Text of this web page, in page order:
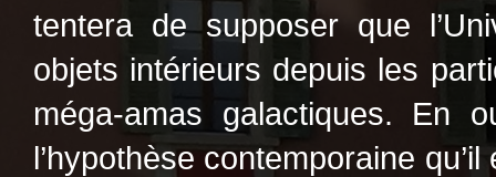
tentera de supposer que
objets intérieurs depuis les
méga-amas galactiques. En
l’hypothèse contemporaine